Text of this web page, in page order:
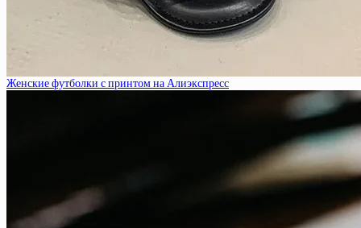
Женские футболки с принтом на Алиэкспресс